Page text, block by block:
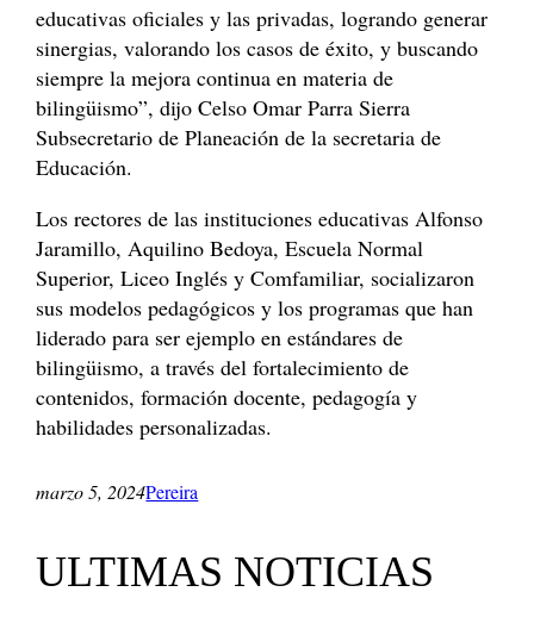
educativas oficiales y las privadas, logrando generar
sinergias, valorando los casos de éxito, y buscando
siempre la mejora continua en materia de
bilingüismo”, dijo Celso Omar Parra Sierra
Subsecretario de Planeación de la secretaria de
Educación.
Los rectores de las instituciones educativas Alfonso
Jaramillo, Aquilino Bedoya, Escuela Normal
Superior, Liceo Inglés y Comfamiliar, socializaron
sus modelos pedagógicos y los programas que han
liderado para ser ejemplo en estándares de
bilingüismo, a través del fortalecimiento de
contenidos, formación docente, pedagogía y
habilidades personalizadas.
marzo 5, 2024Pereira
ULTIMAS NOTICIAS